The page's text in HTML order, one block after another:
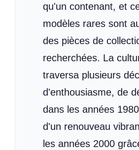
qu'un contenant, et
modèles rares sont
des pièces de
recherchées. La
traversa plusieurs
d'enthousiasme, de
dans les années
d'un renouveau
les années 2000